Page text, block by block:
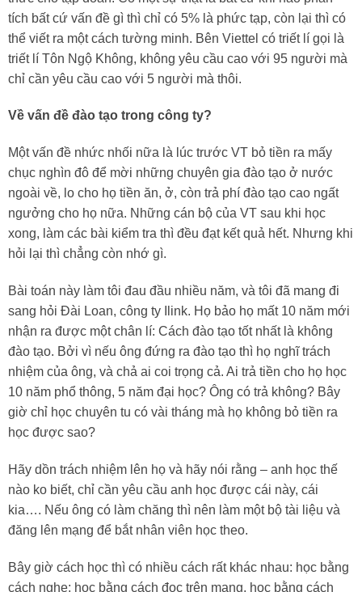
tích bất cứ vấn đề gì thì chỉ có 5% là phức tạp, còn lại thì có
thể viết ra một cách tường minh. Bên Viettel có triết lí gọi là
triết lí Tôn Ngộ Không, không yêu cầu cao với 95 người mà
chỉ cần yêu cầu cao với 5 người mà thôi.
Về vấn đề đào tạo trong công ty?
Một vấn đề nhức nhối nữa là lúc trước VT bỏ tiền ra mấy
chục nghìn đô để mời những chuyên gia đào tạo ở nước
ngoài về, lo cho họ tiền ăn, ở, còn trả phí đào tạo cao ngất
ngưởng cho họ nữa. Những cán bộ của VT sau khi học
xong, làm các bài kiểm tra thì đều đạt kết quả hết. Nhưng khi
hỏi lại thì chẳng còn nhớ gì.
Bài toán này làm tôi đau đầu nhiều năm, và tôi đã mang đi
sang hỏi Đài Loan, công ty Ilink. Họ bảo họ mất 10 năm mới
nhận ra được một chân lí: Cách đào tạo tốt nhất là không
đào tạo. Bởi vì nếu ông đứng ra đào tạo thì họ nghĩ trách
nhiệm của ông, và chả ai coi trọng cả. Ai trả tiền cho họ học
10 năm phổ thông, 5 năm đại học? Ông có trả không? Bây
giờ chỉ học chuyên tu có vài tháng mà họ không bỏ tiền ra
học được sao?
Hãy dồn trách nhiệm lên họ và hãy nói rằng – anh học thế
nào ko biết, chỉ cần yêu cầu anh học được cái này, cái
kia…. Nếu ông có làm chăng thì nên làm một bộ tài liệu và
đăng lên mạng để bắt nhân viên học theo.
Bây giờ cách học thì có nhiều cách rất khác nhau: học bằng
cách nghe; học bằng cách đọc trên mạng, học bằng cách